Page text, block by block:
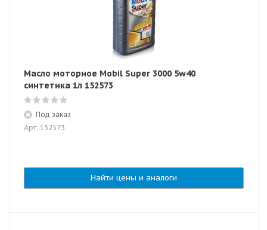
Масло моторное Mobil Super 3000 5w40
синтетика 1л 152573
Под заказ
Арт: 152573
Найти цены и аналоги